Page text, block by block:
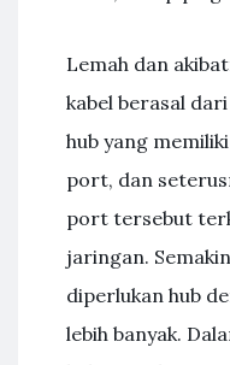
Lemah dan
kabel berasal
hub yang
port, dan
port tersebut
jaringan.
diperlukan hub
lebih banyak.